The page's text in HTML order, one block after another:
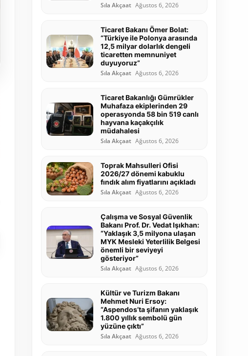
Sıla Akçaat Ağustos 6, 2026
Ticaret Bakanı Ömer Bolat:
“Türkiye ile Polonya arasında
12,5 milyar dolarlık dengeli
ticaretten memnuniyet
duyuyoruz”
Sıla Akçaat Ağustos 6, 2026
Ticaret Bakanlığı Gümrükler
Muhafaza ekiplerinden 29
operasyonda 58 bin 519 canlı
hayvana kaçakçılık
müdahalesi
Sıla Akçaat Ağustos 6, 2026
Toprak Mahsulleri Ofisi
2026/27 dönemi kabuklu
fındık alım fiyatlarını açıkladı
Sıla Akçaat Ağustos 6, 2026
Çalışma ve Sosyal Güvenlik
Bakanı Prof. Dr. Vedat Işıkhan:
“Yaklaşık 3,5 milyona ulaşan
MYK Mesleki Yeterlilik Belgesi
önemli bir seviyeyi
gösteriyor”
Sıla Akçaat Ağustos 6, 2026
Kültür ve Turizm Bakanı
Mehmet Nuri Ersoy:
“Aspendos’ta şifanın yaklaşık
1.800 yıllık sembolü gün
yüzüne çıktı”
Sıla Akçaat Ağustos 6, 2026